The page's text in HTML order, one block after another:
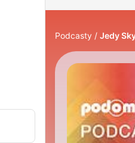
Podcasty Jedy